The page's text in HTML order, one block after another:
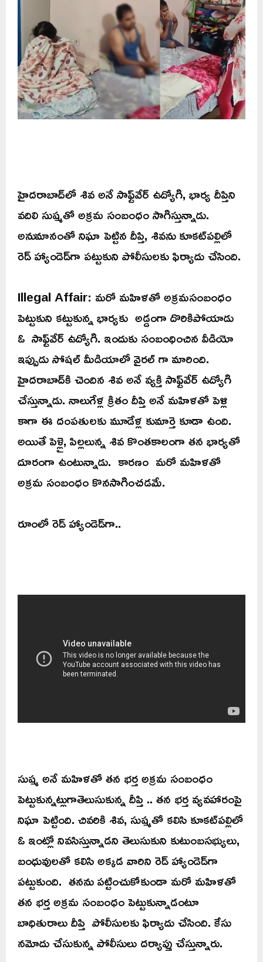
హైదరాబాద్‌లో శివ అనే సాఫ్ట్‌వేర్ ఉద్యోగి, భార్య దీప్తిని
వదిలి సుష్మతో అక్రమ సంబంధం సాగిస్తున్నాడు.
అనుమానంతో నిఘా పెట్టిన దీప్తి, శివను కూకట్‌పల్లిలో
రెడ్ హ్యాండెడ్‌గా పట్టుకుని పోలీసులకు ఫిర్యాదు చేసింది.
Illegal Affair: మరో మహిళతో అక్రమసంబంధం
పెట్టుకుని కట్టుకున్న భార్యకు అడ్డంగా దొరికిపోయాడు
ఓ సాఫ్ట్‌వేర్ ఉద్యోగి. ఇందుకు సంబంధించిన వీడియో
ఇప్పుడు సోషల్ మీడియాలో వైరల్ గా మారింది.
హైదరాబాద్‌కి చెందిన శివ అనే వ్యక్తి సాఫ్ట్‌వేర్ ఉద్యోగి
చేస్తున్నాడు. నాలుగేళ్ల క్రితం దీప్తి అనే మహిళతో పెళ్లి
కాగా ఈ దంపతులకు మూడేళ్ల కుమార్తె కూడా ఉంది.
అయితే పెళ్లై, పిల్లలున్న శివ కొంతకాలంగా తన భార్యతో
దూరంగా ఉంటున్నాడు. కారణం మరో మహిళతో
అక్రమ సంబంధం కొనసాగించడమే.
రూంలో రెడ్ హ్యాండెడ్‌గా..
సుష్మ అనే మహిళతో తన భర్త అక్రమ సంబంధం
పెట్టుకున్నట్లుగాతెలుసుకున్న దీప్తి .. తన భర్త వ్యవహారంపై
నిఘా పెట్టింది. చివరికి శివ, సుష్మతో కలిసి కూకట్‌పల్లిలో
ఓ ఇంట్లో నివసిస్తున్నాడని తెలుసుకుని కుటుంబసభ్యులు,
బంధువులతో కలిసి అక్కడ వారిని రెడ్ హ్యాండెడ్‌గా
పట్టుకుంది. తనను పట్టించుకోకుండా మరో మహిళతో
తన భర్త అక్రమ సంబంధం పెట్టుకున్నాడంటూ
బాధితురాలు దీప్తి పోలీసులకు ఫిర్యాదు చేసింది. కేసు
నమోదు చేసుకున్న పోలీసులు దర్యాప్తు చేస్తున్నారు.